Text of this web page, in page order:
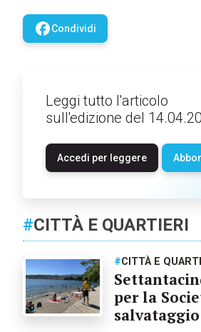
facebookCondividi
Leggi tutto l'articolo
sull'edizione del
Accedi per leggere
#CITTÀ E QUARTIERI
#CITTÀ E
per la
salvataggio